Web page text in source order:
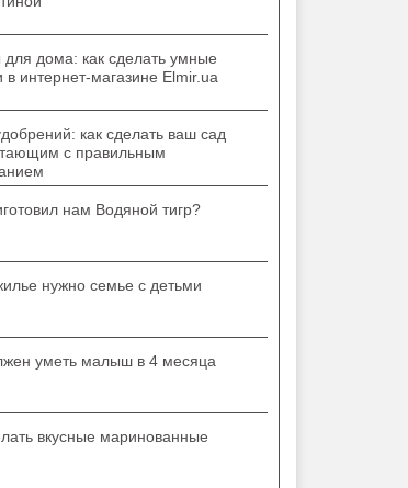
для дома: как сделать умные
в интернет-магазине Elmir.ua
как сделать ваш сад
с правильным
нам Водяной тигр?
нужно семье с детьми
уметь малыш в 4 месяца
вкусные маринованные